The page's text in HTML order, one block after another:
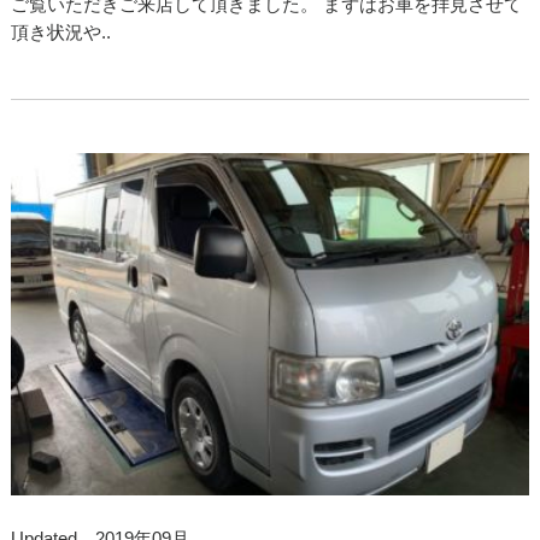
ご覧いただきご来店して頂きました。 まずはお車を拝見させて
頂き状況や..